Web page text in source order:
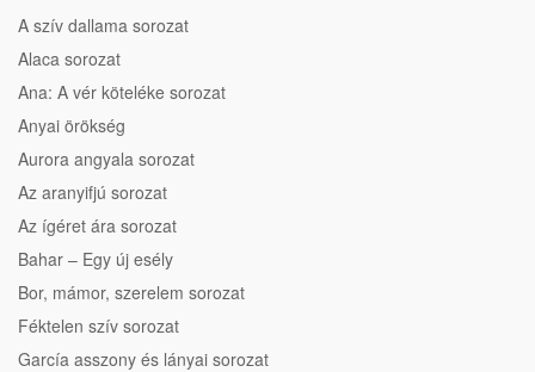
A szív dallama sorozat
Alaca sorozat
Ana: A vér köteléke sorozat
Anyai örökség
Aurora angyala sorozat
Az aranyifjú sorozat
Az ígéret ára sorozat
Bahar – Egy új esély
Bor, mámor, szerelem sorozat
Féktelen szív sorozat
García asszony és lányai sorozat